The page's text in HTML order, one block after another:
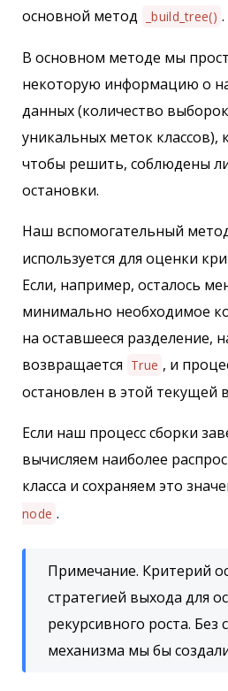
основной метод
_build_tree() .
В основном методе мы
некоторую информацию о
данных (количество
уникальных меток классов),
чтобы решить, соблюдены
остановки.
Наш вспомогательный
используется для оценки
Если, например, осталось
минимально необходимое
на оставшееся разделение,
возвращается True , и
остановлен в этой текущей
Если наш процесс сборки
вычисляем наиболее
класса и сохраняем это
node .
Примечание. Критерий
стратегией выхода для
рекурсивного роста. Без
механизма мы бы